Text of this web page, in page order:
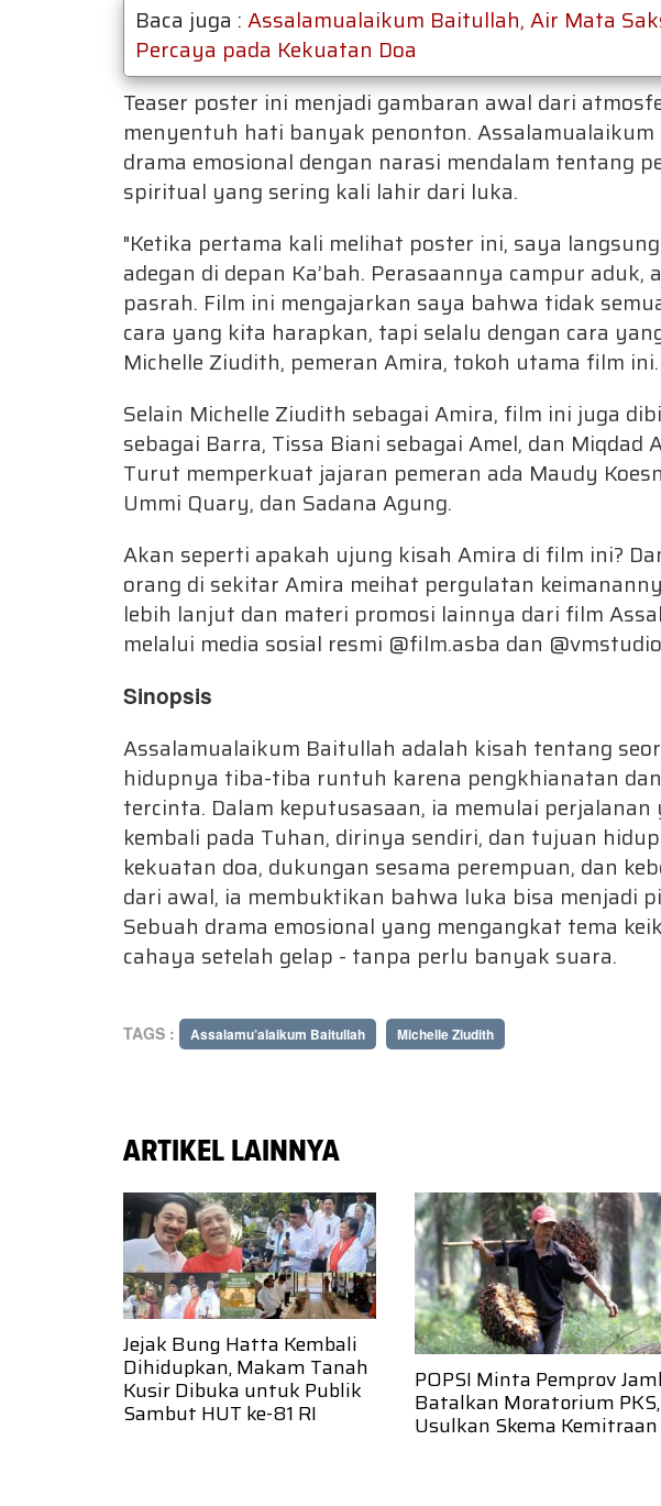
Baca juga : Assalamualaikum Baitullah, Air Mata
Percaya pada Kekuatan Doa
Teaser poster ini menjadi gambaran awal dari
menyentuh hati banyak penonton.
drama emosional dengan narasi mendalam tentang
spiritual yang sering kali lahir dari luka.
"Ketika pertama kali melihat poster ini, saya
adegan di depan Ka’bah. Perasaannya campur
pasrah. Film ini mengajarkan saya bahwa tidak
cara yang kita harapkan, tapi selalu dengan cara
Michelle Ziudith, pemeran Amira, tokoh utama film ini.
Selain Michelle Ziudith sebagai Amira, film ini juga
sebagai Barra, Tissa Biani sebagai Amel, dan Miqdad
Turut memperkuat jajaran pemeran ada Maudy
Ummi Quary, dan Sadana Agung.
Akan seperti apakah ujung kisah Amira di film ini?
orang di sekitar Amira meihat pergulatan
lebih lanjut dan materi promosi lainnya dari film
melalui media sosial resmi @film.asba dan
Sinopsis
Assalamualaikum Baitullah adalah kisah tentang
hidupnya tiba-tiba runtuh karena pengkhianatan
tercinta. Dalam keputusasaan, ia memulai
kembali pada Tuhan, dirinya sendiri, dan tujuan
kekuatan doa, dukungan sesama perempuan, dan
dari awal, ia membuktikan bahwa luka bisa menjadi
Sebuah drama emosional yang mengangkat tema
cahaya setelah gelap - tanpa perlu banyak suara.
TAGS : Assalamu’alaikum Baitullah Michelle Ziudith
ARTIKEL LAINNYA
Jejak Bung Hatta Kembali
Dihidupkan, Makam Tanah
Kusir Dibuka untuk Publik
Sambut HUT ke-81 RI
POPSI Minta Pemprov
Batalkan Moratorium PKS,
Usulkan Skema Kemitraan